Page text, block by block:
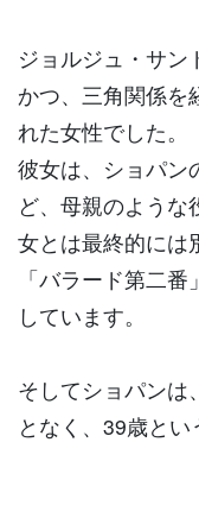
ジョルジュ・サン
かつ、三角関係を
れた女性でした。
彼女は、ショパン
ど、母親のよう
女とは最終的には
「バラード第二
しています。
そしてショパンは
となく、39歳とい